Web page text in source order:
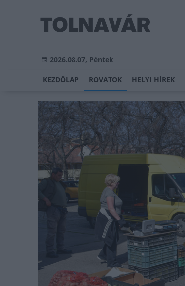
2026.08.07, Péntek
KEZDŐLAP ROVATOK HELYI HÍREK